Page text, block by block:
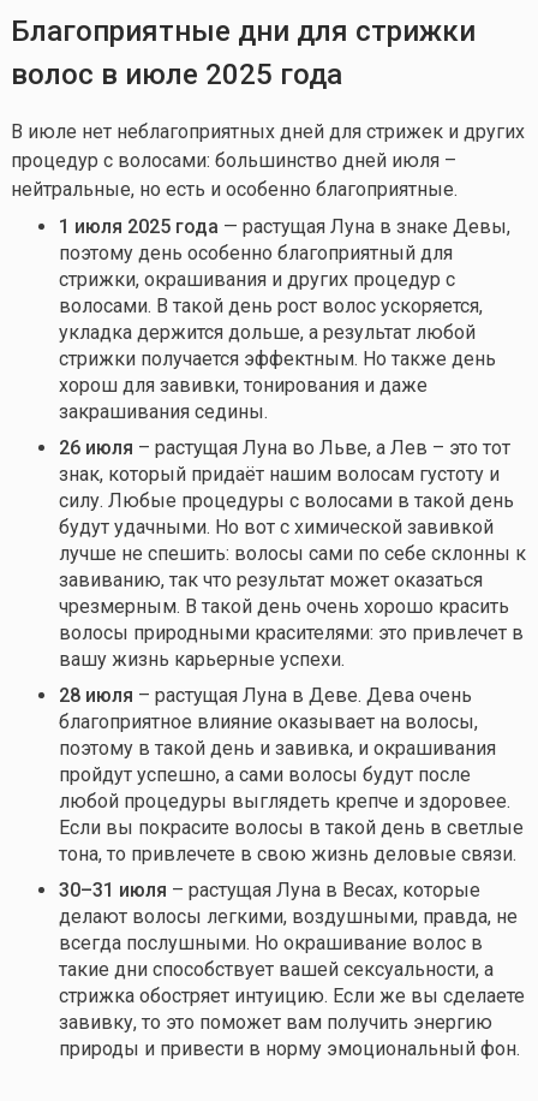
Благоприятные дни для стрижки
волос в июле 2025 года
В июле нет неблагоприятных дней для стрижек и других
процедур с волосами: большинство дней июля –
нейтральные, но есть и особенно благоприятные.
1 июля 2025 года — растущая Луна в знаке Девы,
поэтому день особенно благоприятный для
стрижки, окрашивания и других процедур с
волосами. В такой день рост волос ускоряется,
укладка держится дольше, а результат любой
стрижки получается эффектным. Но также день
хорош для завивки, тонирования и даже
закрашивания седины.
26 июля – растущая Луна во Льве, а Лев – это тот
знак, который придаёт нашим волосам густоту и
силу. Любые процедуры с волосами в такой день
будут удачными. Но вот с химической завивкой
лучше не спешить: волосы сами по себе склонны к
завиванию, так что результат может оказаться
чрезмерным. В такой день очень хорошо красить
волосы природными красителями: это привлечет в
вашу жизнь карьерные успехи.
28 июля – растущая Луна в Деве. Дева очень
благоприятное влияние оказывает на волосы,
поэтому в такой день и завивка, и окрашивания
пройдут успешно, а сами волосы будут после
любой процедуры выглядеть крепче и здоровее.
Если вы покрасите волосы в такой день в светлые
тона, то привлечете в свою жизнь деловые связи.
30–31 июля – растущая Луна в Весах, которые
делают волосы легкими, воздушными, правда, не
всегда послушными. Но окрашивание волос в
такие дни способствует вашей сексуальности, а
стрижка обостряет интуицию. Если же вы сделаете
завивку, то это поможет вам получить энергию
природы и привести в норму эмоциональный фон.